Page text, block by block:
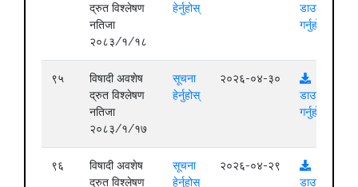
द्रुत विश्लेषण
नतिजा
२०८३/१/१८
हेर्नुहोस्
डाउनलोड
गर्नुहोस्
९५
विषादी अवशेष
द्रुत विश्लेषण
नतिजा
२०८३/१/१७
सूचना
हेर्नुहोस्
२०२६-०४-३०
डाउनलोड
गर्नुहोस्
९६
विषादी अवशेष
द्रुत विश्लेषण
सूचना
हेर्नुहोस्
२०२६-०४-२९
डाउनलोड